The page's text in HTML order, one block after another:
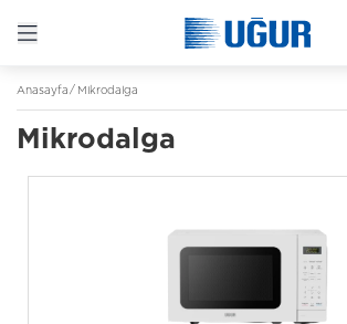
Anasayfa Mikrodalga
Mikrodalga